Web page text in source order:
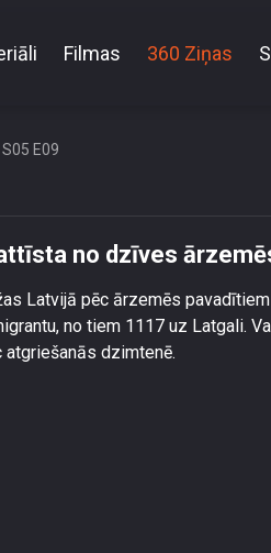
Filmas 360 Ziņas
E09
no dzīves
Latvijā pēc ārzemēs
no tiem 1117 uz Latgali.
atgriešanās dzimtenē.